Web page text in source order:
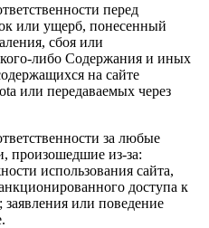
перед
или ущерб, понесенный
сбоя или
либо Содержания и иных
на сайте
или передаваемых через
за любые
произошедшие из-за:
использования сайта,
доступа к
или поведение